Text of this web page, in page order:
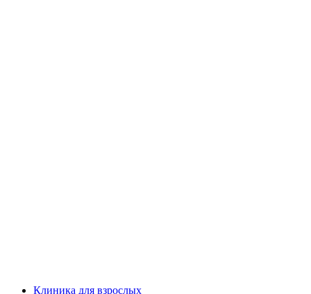
Клиника для взрослых